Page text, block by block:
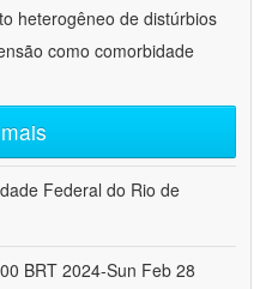
heterogêneo de distúrbios
como comorbidade
Federal do Rio de
BRT 2024-Sun Feb 28